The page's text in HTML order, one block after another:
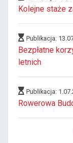
Kolejne staże
Publikacja:
Bezpłatne
letnich
Publikacja:
Rowerowa